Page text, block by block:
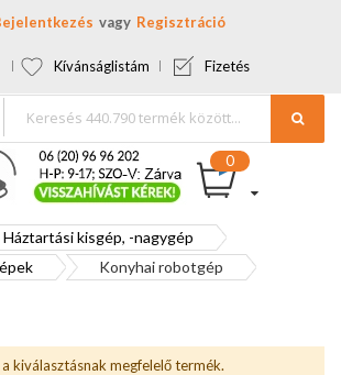
Regisztráció
Kívánságlistám Fizetés
Háztartási kisgép, -nagygép
Konyhai robotgép
kiválasztásnak megfelelő termék.